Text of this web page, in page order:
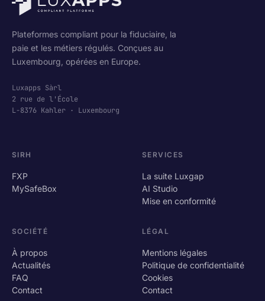
Plateformes compliant pour la fiduciaire, la
paie et les métiers régulés. Conçues au
Luxembourg, opérées en Europe.
Luxapps Sàrl
2 rue de l'École
L-8376 Kahler · Luxembourg
SIRH
FXP
MySafeBox
SERVICES
La suite Luxgap
AI Studio
Mise en conformité
SOCIÉTÉ
À propos
Actualités
FAQ
Contact
LÉGAL
Mentions légales
Politique de confidentialité
Cookies
Contact